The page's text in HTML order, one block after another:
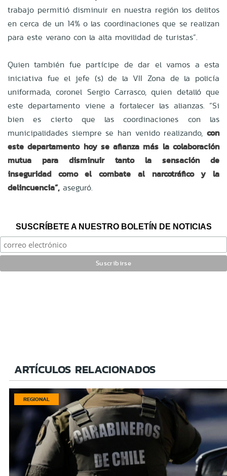
trabajo permitió disminuir en nuestra región los delitos
en cerca de un 14% o las coordinaciones que se realizan
para este verano con la alta movilidad de turistas”.
Quien también fue partícipe de dar el vamos a esta
iniciativa fue el jefe (s) de la VII Zona de la policía
uniformada, coronel Sergio Carrasco, quien detalló que
este departamento viene a fortalecer las alianzas. “Si
bien es cierto que las coordinaciones con las
municipalidades siempre se han venido realizando, con
este departamento hoy se afianza más la colaboración
mutua para disminuir tanto la sensación de
inseguridad como el combate al narcotráfico y la
delincuencia”, aseguró.
SUSCRÍBETE A NUESTRO BOLETÍN DE NOTICIAS
ARTÍCULOS RELACIONADOS
REGIONAL